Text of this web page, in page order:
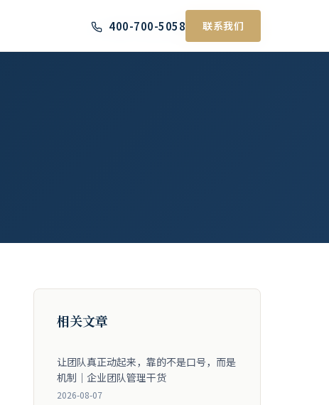
400-700-5058 联系我们
400-700-5058 联系我们
相关文章
让团队真正动起来，靠的不是口号，而是
机制｜企业团队管理干货
2026-08-07